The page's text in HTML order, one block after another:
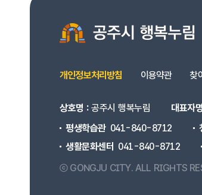
개인정보처리방침 이용약관 찾
상호명 :공주시 행복누림 대표자
평생학습관 041-840-8712
생활문화센터 041-840-8712
ⓒ GONGJU CITY. ALL RIGHTS